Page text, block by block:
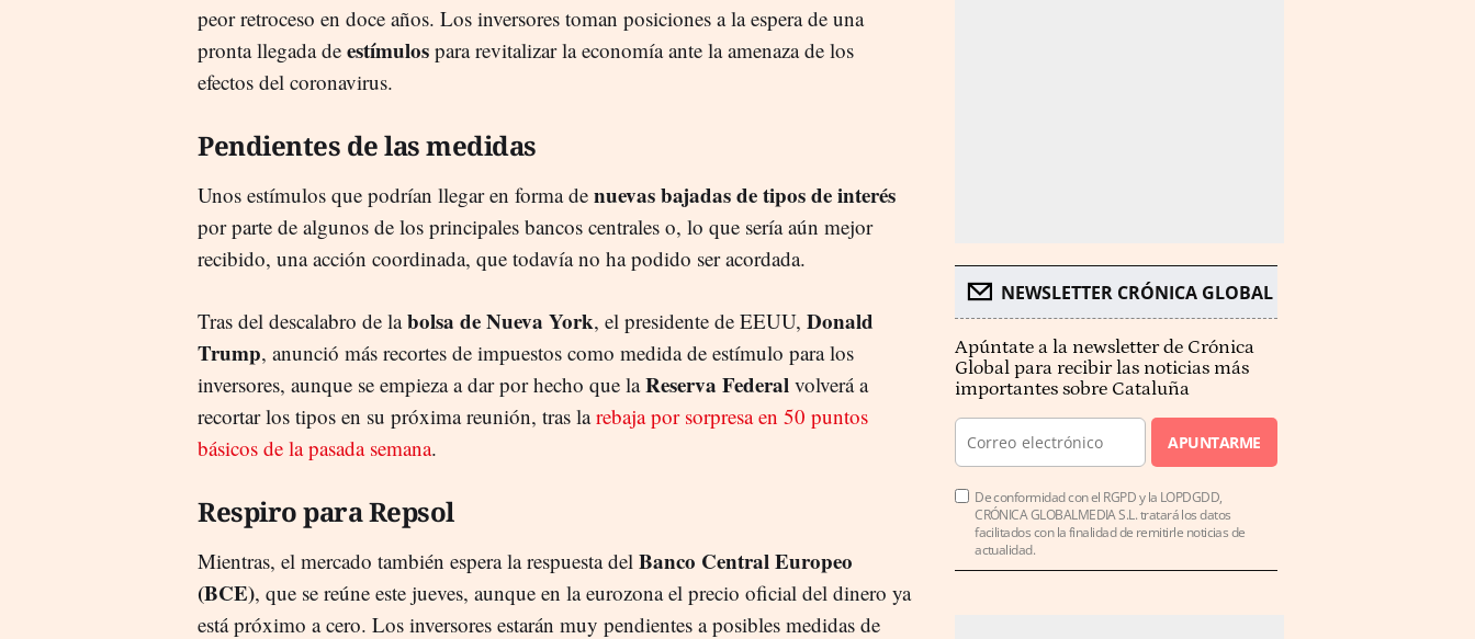
peor retroceso en doce años. Los inversores toman posiciones a la espera de una
pronta llegada de estímulos para revitalizar la economía ante la amenaza de los
efectos del coronavirus.
Pendientes de las medidas
Unos estímulos que podrían llegar en forma de nuevas bajadas de tipos de interés
por parte de algunos de los principales bancos centrales o, lo que sería aún mejor
recibido, una acción coordinada, que todavía no ha podido ser acordada.
Tras del descalabro de labolsa de Nueva York, el presidente de EEUU, Donald
Trump, anunció más recortes de impuestos como medida de estímulo para los
inversores, aunque se empieza a dar por hecho que laReserva Federal volverá a
recortar los tipos en su próxima reunión, tras larebaja por sorpresa en 50 puntos
básicos de la pasada semana.
Respiro para Repsol
Mientras, el mercado también espera la respuesta del Banco Central Europeo
(BCE), que se reúne este jueves, aunque en la eurozona el precio oficial del dinero ya
está próximo a cero. Los inversores estarán muy pendientes a posibles medidas de
NEWSLETTER CRÓNICA GLOBAL
Apúntate a la newsletter de Crónica
Global para recibir las noticias más
importantes sobre Cataluña
APUNTARME
De conformidad con el RGPD y la LOPDGDD,
CRÓNICA GLOBALMEDIA S.L. tratará los datos
facilitados con la finalidad de remitirle noticias de
actualidad.